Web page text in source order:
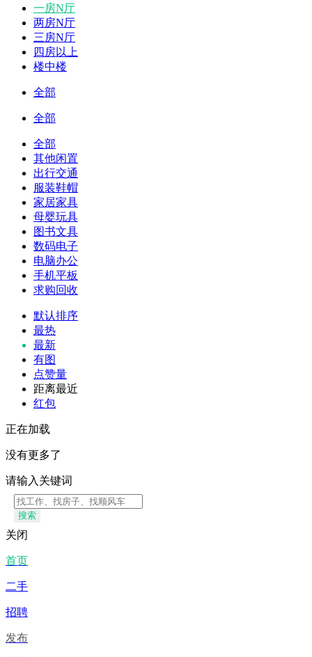
一房N厅
两房N厅
三房N厅
四房以上
楼中楼
全部
全部
全部
其他闲置
出行交通
服装鞋帽
家居家具
母婴玩具
图书文具
数码电子
电脑办公
手机平板
求购回收
默认排序
最热
最新
有图
点赞量
距离最近
红包
正在加载
没有更多了
请输入关键词
搜索
关闭
首页
二手
招聘
发布